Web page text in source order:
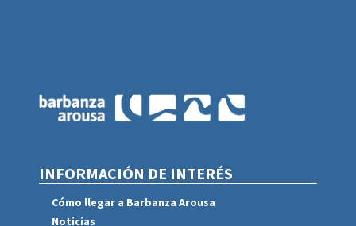
INFORMACIÓN DE INTERÉS
Cómo llegar a Barbanza Arousa
Noticias